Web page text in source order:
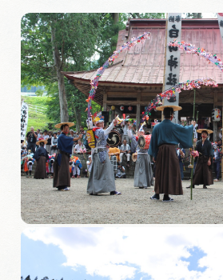
スポット・体験
イベント
グルメ
旅の予約
アクセス
インフォメーション